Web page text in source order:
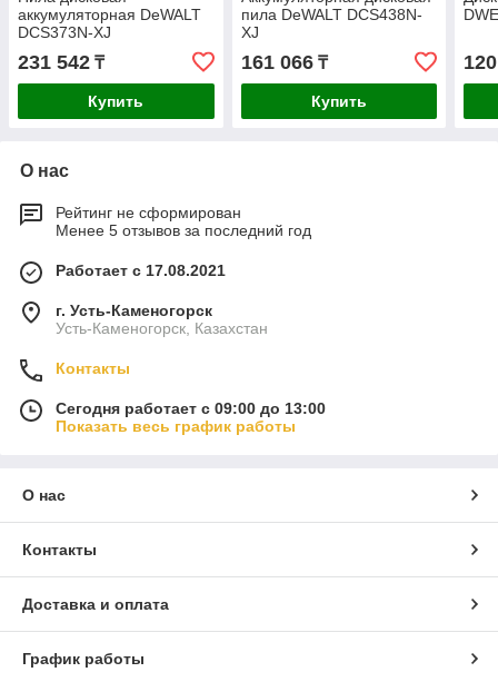
аккумуляторная DeWALT
DCS373N-XJ
231 542 ₸
Купить
пила DeWALT DCS438N-
XJ
161 066₸
Купить
О нас
Рейтинг не сформирован
Менее 5 отзывов за последний год
Работает с 17.08.2021
г. Усть-Каменогорск
Усть-Каменогорск, Казахстан
Контакты
Сегодня работает с 09:00 до 13:00
Показать весь график работы
О нас
Контакты
Доставка и оплата
График работы